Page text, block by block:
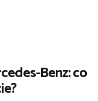
Benz: co